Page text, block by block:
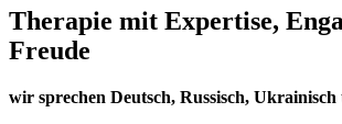
Therapie mit Expertise,
Freude
wir sprechen Deutsch, Russisch,